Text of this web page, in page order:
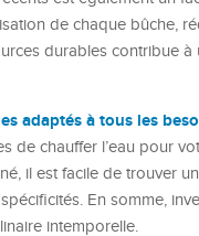
de chaque bûche,
durables contribue à
adaptés à tous les
de chauffer l’eau pour
il est facile de trouver
En somme,
intemporelle.